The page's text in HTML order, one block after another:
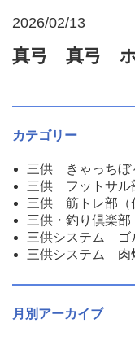
2026/02/13
真弓 真弓
カテゴリー
三供 きゃっち
三供 フットサル
三供 筋トレ部（
三供・釣り倶楽
三供システム ゴ
三供システム 肉
月別アーカイブ